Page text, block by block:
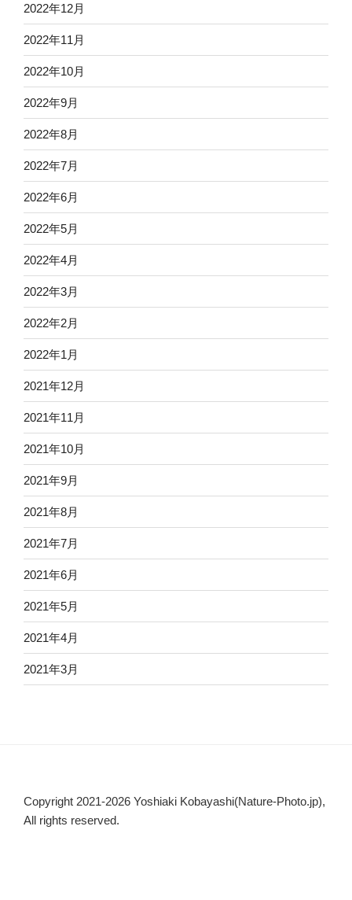
2022年12月
2022年11月
2022年10月
2022年9月
2022年8月
2022年7月
2022年6月
2022年5月
2022年4月
2022年3月
2022年2月
2022年1月
2021年12月
2021年11月
2021年10月
2021年9月
2021年8月
2021年7月
2021年6月
2021年5月
2021年4月
2021年3月
Copyright 2021-2026 Yoshiaki Kobayashi(Nature-Photo.jp),
All rights reserved.